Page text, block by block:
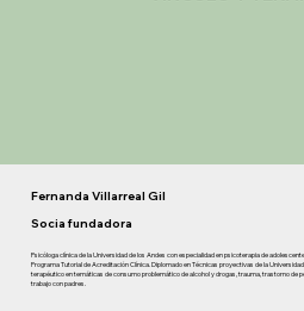
Psicóloga clínica de la Universidad de los Andes con especialidad en psicoterapia de
Programa Tutorial de Acreditación Clínica. Diplomado en Técnicas proyectivas de la
terapéutico en temáticas de consumo problemático de alcohol y drogas, trauma, trastorno de
trabajo con padres.
Fernanda Villarreal Gil
Socia fundadora